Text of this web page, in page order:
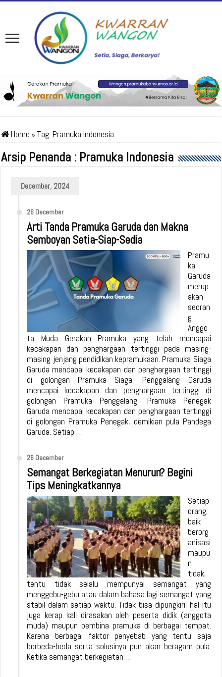
Home » Tag:Pramuka Indonesia
Arsip Penanda : Pramuka Indonesia
December, 2024
26 December
Arti Tanda Pramuka Garuda dan Makna
Semboyan Setia-Siap-Sedia
Pramu
ka
Garuda
merup
akan
seoran
g
Anggo
ta Muda Gerakan Pramuka yang telah mencapai
kecakapan dan penghargaan tertinggi pada masing-
masing jenjang pendidikan kepramukaan. Pramuka Siaga
Garuda mencapai kecakapan dan penghargaan tertinggi
di golongan Pramuka Siaga, Penggalang Garuda
mencapai kecakapan dan penghargaan tertinggi di
golongan Pramuka Penggalang, Pramuka Penegak
Garuda mencapai kecakapan dan penghargaan tertinggi
di golongan Pramuka Penegak, demikian pula Pandega
Garuda. Setiap …
26 December
Semangat Berkegiatan Menurun? Begini
Tips Meningkatkannya
Setiap
orang,
baik
berorg
anisasi
maupu
n
tidak,
tentu tidak selalu mempunyai semangat yang
menggebu-gebu atau dalam bahasa lagi semangat yang
stabil dalam setiap waktu. Tidak bisa dipungkiri, hal itu
juga kerap kali dirasakan oleh peserta didik (anggota
muda) maupun pembina pramuka di berbagai tempat.
Karena berbagai faktor penyebab yang tentu saja
berbeda-beda serta solusinya pun akan beragam pula.
Ketika semangat berkegiatan …